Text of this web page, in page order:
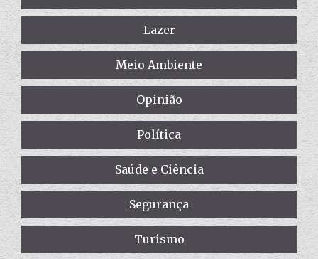
Lazer
Meio Ambiente
Opinião
Política
Saúde e Ciência
Segurança
Turismo